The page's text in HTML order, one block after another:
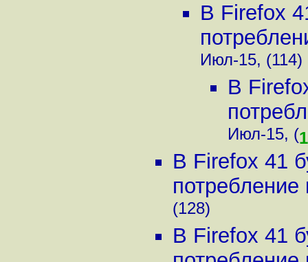
В Firefox
Июл-15, (114)
В
Июл-15, (
В Firefox 41
(128)
В Firefox 41